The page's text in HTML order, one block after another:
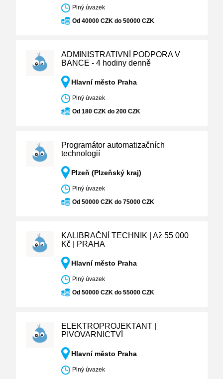
Plný úvazek
Od 40000 CZK do 50000 CZK
ADMINISTRATIVNÍ PODPORA V
BANCE - 4 hodiny denně
Hlavní město Praha
Plný úvazek
Od 180 CZK do 200 CZK
Programátor automatizačních
technologií
Plzeň (Plzeňský kraj)
Plný úvazek
Od 50000 CZK do 75000 CZK
KALIBRAČNÍ TECHNIK | Až 55 000
Kč | PRAHA
Hlavní město Praha
Plný úvazek
Od 50000 CZK do 55000 CZK
ELEKTROPROJEKTANT |
PIVOVARNICTVÍ
Hlavní město Praha
Plný úvazek